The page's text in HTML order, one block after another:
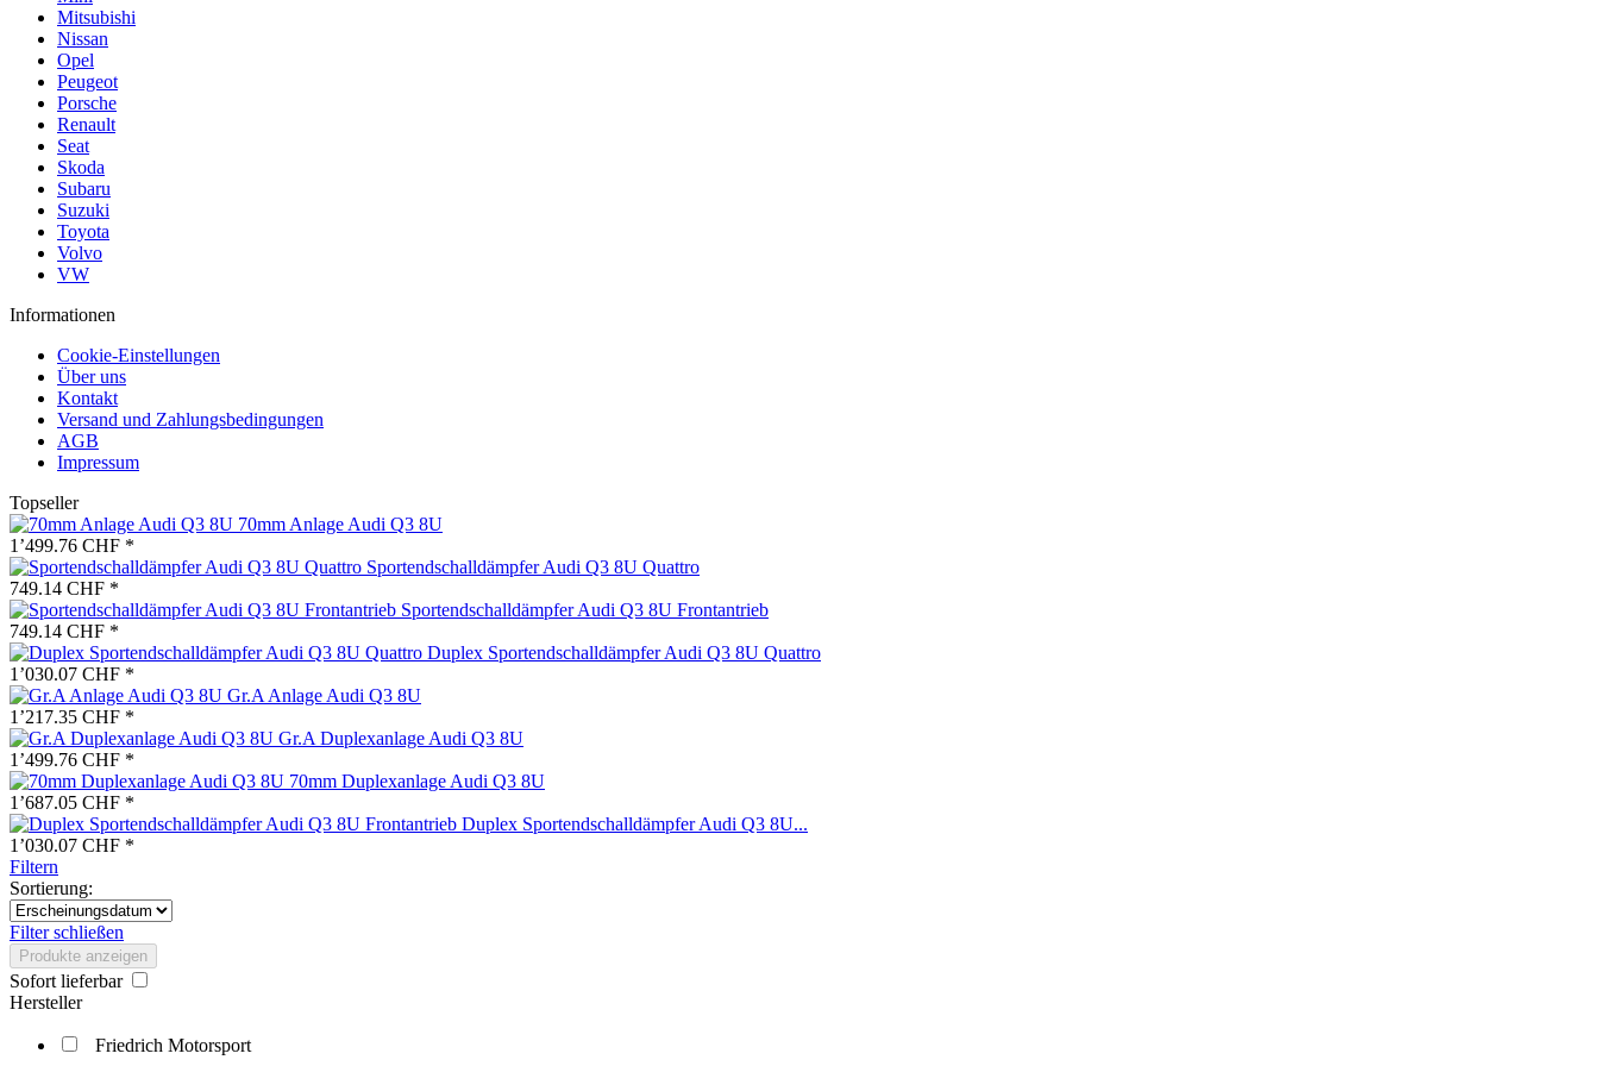
Mitsubishi
Nissan
Opel
Peugeot
Porsche
Renault
Seat
Skoda
Subaru
Suzuki
Toyota
Volvo
VW
Informationen
Cookie-Einstellungen
Über uns
Kontakt
Versand und Zahlungsbedingungen
AGB
Impressum
Topseller
70mm Anlage Audi Q3 8U
1’499.76 CHF *
Sportendschalldämpfer Audi Q3 8U Quattro
749.14 CHF *
Sportendschalldämpfer Audi Q3 8U Frontantrieb
749.14 CHF *
Duplex Sportendschalldämpfer Audi Q3 8U Quattro
1’030.07 CHF *
Gr.A Anlage Audi Q3 8U
1’217.35 CHF *
Gr.A Duplexanlage Audi Q3 8U
1’499.76 CHF *
70mm Duplexanlage Audi Q3 8U
1’687.05 CHF *
Duplex Sportendschalldämpfer Audi Q3 8U...
1’030.07 CHF *
Filtern
Sortierung:
Filter schließen
Produkte anzeigen
Sofort lieferbar
Hersteller
Friedrich Motorsport